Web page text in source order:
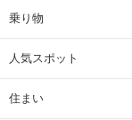
乗り物
人気スポット
住まい